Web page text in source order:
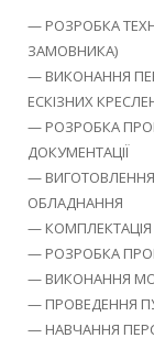
— РОЗРОБКА
ЗАМОВНИКА)
— ВИКОНАННЯ
ЕСКІЗНИХ
— РОЗРОБКА
ДОКУМЕНТАЦІЇ
—
ОБЛАДНАННЯ
—
— РОЗРОБКА
— ВИКОНАННЯ
— ПРОВЕДЕННЯ
— НАВЧАННЯ